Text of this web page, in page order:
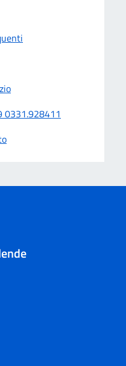
0331.928411